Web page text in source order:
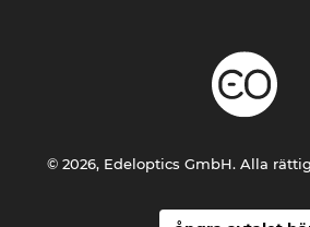
© 2026, Edeloptics GmbH. Alla